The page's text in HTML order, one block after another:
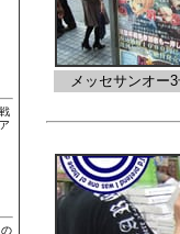
メッセサンオ